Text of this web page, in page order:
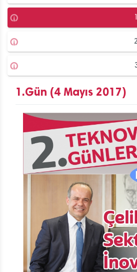
1.Gün (4 Mayıs 2017)